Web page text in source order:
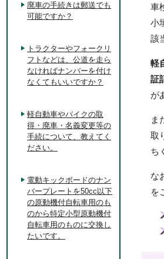
車
小
該
軽
証
が
ま
取
ち
な
を
廃車の手続きは郵送でも
可能ですか？
トラクターやフォークリ
フトなどは、公道を走ら
なければナンバーを付け
なくてもいいですか？
軽自動車やバイクの取
得・廃車・名義変更等の
手続について、教えてく
ださい。
電動キックボードのナン
バープレートを50cc以下
の原動機付自転車用のも
のから特定小型原動機付
自転車用のものに交換し
たいです。